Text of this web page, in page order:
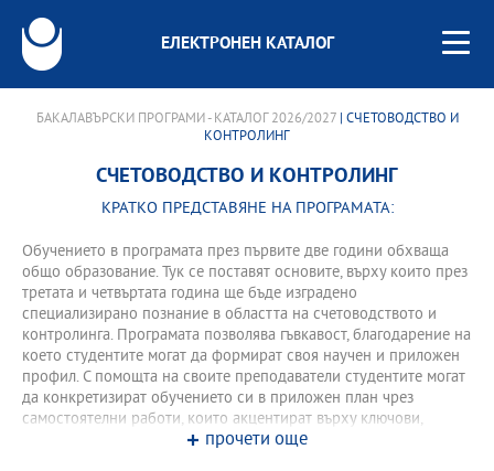
ЕЛЕКТРОНЕН КАТАЛОГ
БАКАЛАВЪРСКИ ПРОГРАМИ - КАТАЛОГ 2026/2027| СЧЕТОВОДСТВО И
КОНТРОЛИНГ
СЧЕТОВОДСТВО И КОНТРОЛИНГ
КРАТКО ПРЕДСТАВЯНЕ НА ПРОГРАМАТА:
Обучението в програмата през първите две години обхваща
общо образование. Тук се поставят основите, върху които през
третата и четвъртата година ще бъде изградено
специализирано познание в областта на счетоводството и
контролинга. Програмата позволява гъвкавост, благодарение на
което студентите могат да формират своя научен и приложен
профил. С помощта на своите преподаватели студентите могат
да конкретизират обучението си в приложен план чрез
самостоятелни работи, които акцентират върху ключови,
актуални въпроси от съвременната счетоводна практика. След
прочети още